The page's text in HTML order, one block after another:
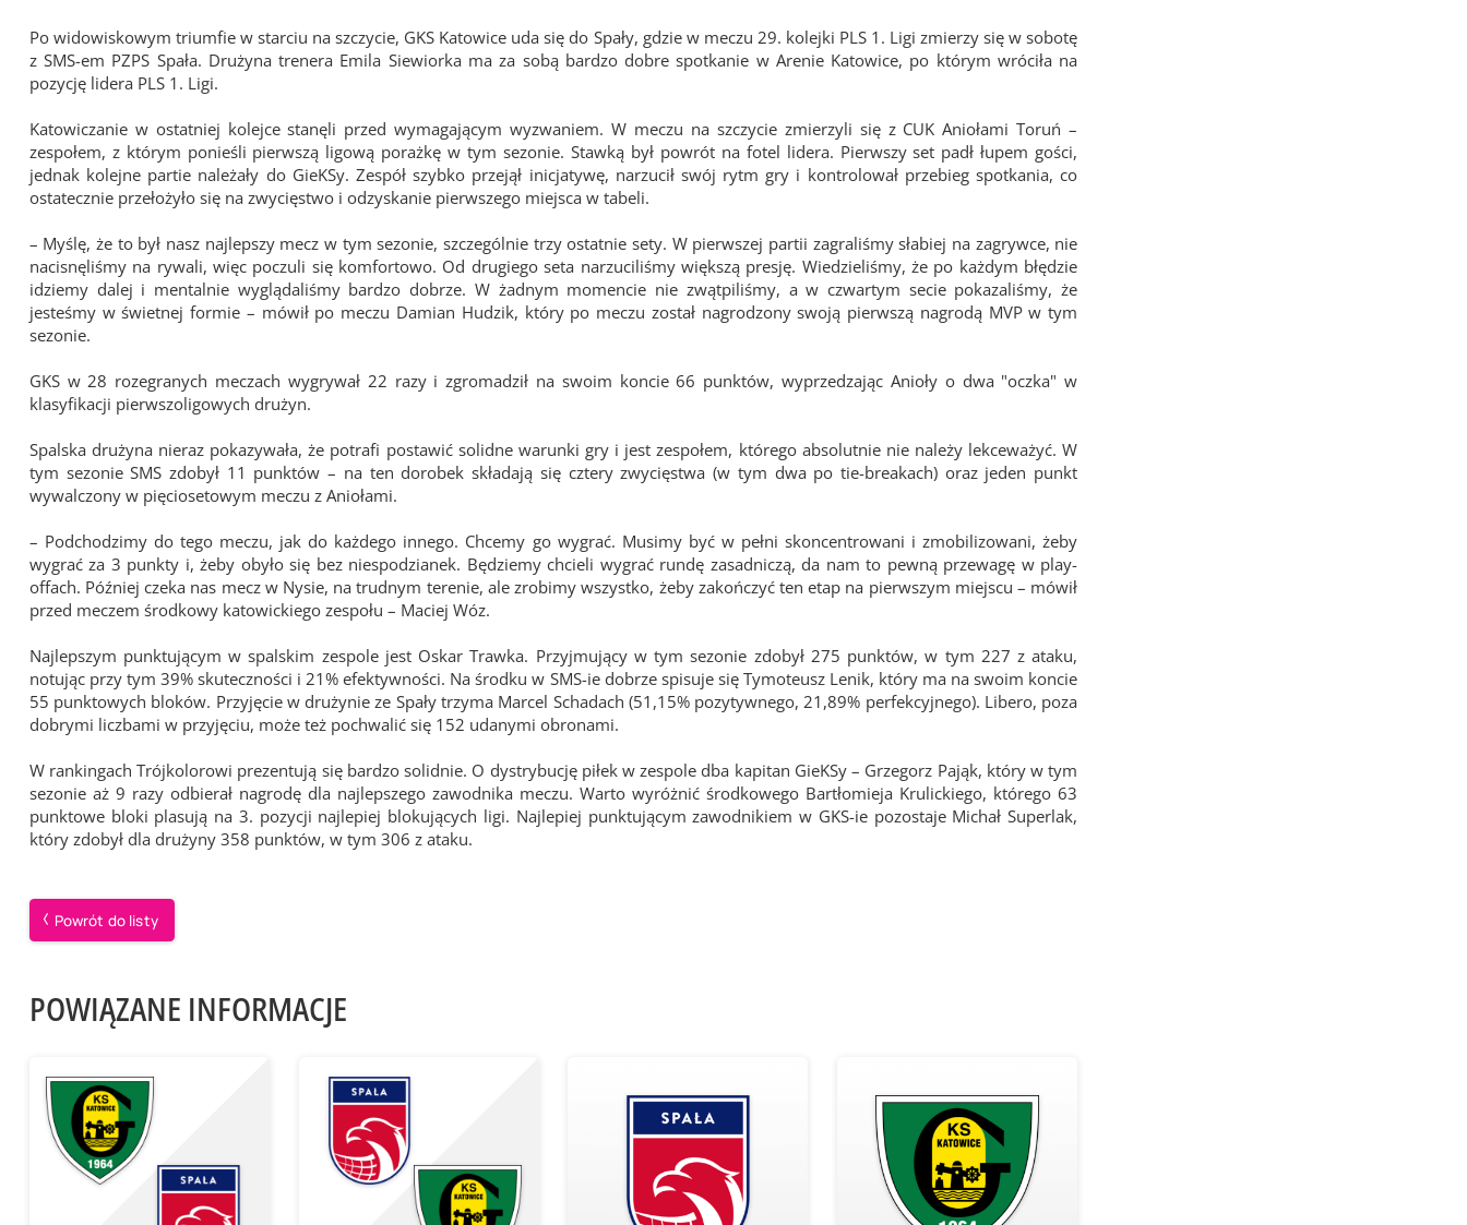
Po widowiskowym triumfie w starciu na szczycie, GKS Katowice uda się do Spały, gdzie w meczu 29. kolejki PLS 1. Ligi zmierzy się w sobotę
z SMS-em PZPS Spała. Drużyna trenera Emila Siewiorka ma za sobą bardzo dobre spotkanie w Arenie Katowice, po którym wróciła na
pozycję lidera PLS 1. Ligi.
Katowiczanie w ostatniej kolejce stanęli przed wymagającym wyzwaniem. W meczu na szczycie zmierzyli się z CUK Aniołami Toruń –
zespołem, z którym ponieśli pierwszą ligową porażkę w tym sezonie. Stawką był powrót na fotel lidera. Pierwszy set padł łupem gości,
jednak kolejne partie należały do GieKSy. Zespół szybko przejął inicjatywę, narzucił swój rytm gry i kontrolował przebieg spotkania, co
ostatecznie przełożyło się na zwycięstwo i odzyskanie pierwszego miejsca w tabeli.
– Myślę, że to był nasz najlepszy mecz w tym sezonie, szczególnie trzy ostatnie sety. W pierwszej partii zagraliśmy słabiej na zagrywce, nie
nacisnęliśmy na rywali, więc poczuli się komfortowo. Od drugiego seta narzuciliśmy większą presję. Wiedzieliśmy, że po każdym błędzie
idziemy dalej i mentalnie wyglądaliśmy bardzo dobrze. W żadnym momencie nie zwątpiliśmy, a w czwartym secie pokazaliśmy, że
jesteśmy w świetnej formie – mówił po meczu Damian Hudzik, który po meczu został nagrodzony swoją pierwszą nagrodą MVP w tym
sezonie.
GKS w 28 rozegranych meczach wygrywał 22 razy i zgromadził na swoim koncie 66 punktów, wyprzedzając Anioły o dwa "oczka" w
klasyfikacji pierwszoligowych drużyn.
Spalska drużyna nieraz pokazywała, że potrafi postawić solidne warunki gry i jest zespołem, którego absolutnie nie należy lekceważyć. W
tym sezonie SMS zdobył 11 punktów – na ten dorobek składają się cztery zwycięstwa (w tym dwa po tie-breakach) oraz jeden punkt
wywalczony w pięciosetowym meczu z Aniołami.
– Podchodzimy do tego meczu, jak do każdego innego. Chcemy go wygrać. Musimy być w pełni skoncentrowani i zmobilizowani, żeby
wygrać za 3 punkty i, żeby obyło się bez niespodzianek. Będziemy chcieli wygrać rundę zasadniczą, da nam to pewną przewagę w play-
offach. Później czeka nas mecz w Nysie, na trudnym terenie, ale zrobimy wszystko, żeby zakończyć ten etap na pierwszym miejscu – mówił
przed meczem środkowy katowickiego zespołu – Maciej Wóz.
Najlepszym punktującym w spalskim zespole jest Oskar Trawka. Przyjmujący w tym sezonie zdobył 275 punktów, w tym 227 z ataku,
notując przy tym 39% skuteczności i 21% efektywności. Na środku w SMS-ie dobrze spisuje się Tymoteusz Lenik, który ma na swoim koncie
55 punktowych bloków. Przyjęcie w drużynie ze Spały trzyma Marcel Schadach (51,15% pozytywnego, 21,89% perfekcyjnego). Libero, poza
dobrymi liczbami w przyjęciu, może też pochwalić się 152 udanymi obronami.
W rankingach Trójkolorowi prezentują się bardzo solidnie. O dystrybucję piłek w zespole dba kapitan GieKSy – Grzegorz Pająk, który w tym
sezonie aż 9 razy odbierał nagrodę dla najlepszego zawodnika meczu. Warto wyróżnić środkowego Bartłomieja Krulickiego, którego 63
punktowe bloki plasują na 3. pozycji najlepiej blokujących ligi. Najlepiej punktującym zawodnikiem w GKS-ie pozostaje Michał Superlak,
który zdobył dla drużyny 358 punktów, w tym 306 z ataku.
Powrót do listy
POWIĄZANE INFORMACJE